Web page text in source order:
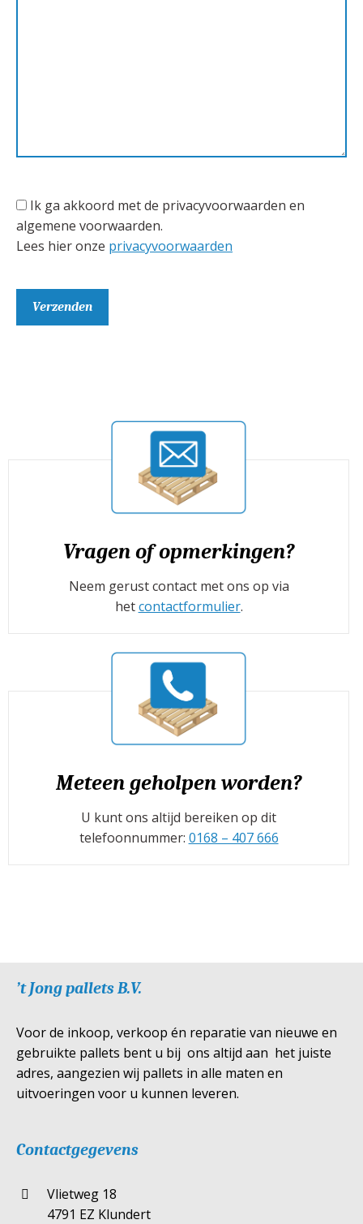
Ik ga akkoord met de privacyvoorwaarden en
algemene voorwaarden.
Lees hier onze privacyvoorwaarden
Vragen of opmerkingen?
Neem gerust contact met ons op via
hetcontactformulier.
Meteen geholpen worden?
U kunt ons altijd bereiken op dit
telefoonnummer: 0168 – 407 666
’t Jong pallets B.V.
Voor de inkoop, verkoop én reparatie van nieuwe en
gebruikte pallets bent u bij ons altijd aan het juiste
adres, aangezien wij pallets in alle maten en
uitvoeringen voor u kunnen leveren.
Contactgegevens
Vlietweg 18
4791 EZ Klundert